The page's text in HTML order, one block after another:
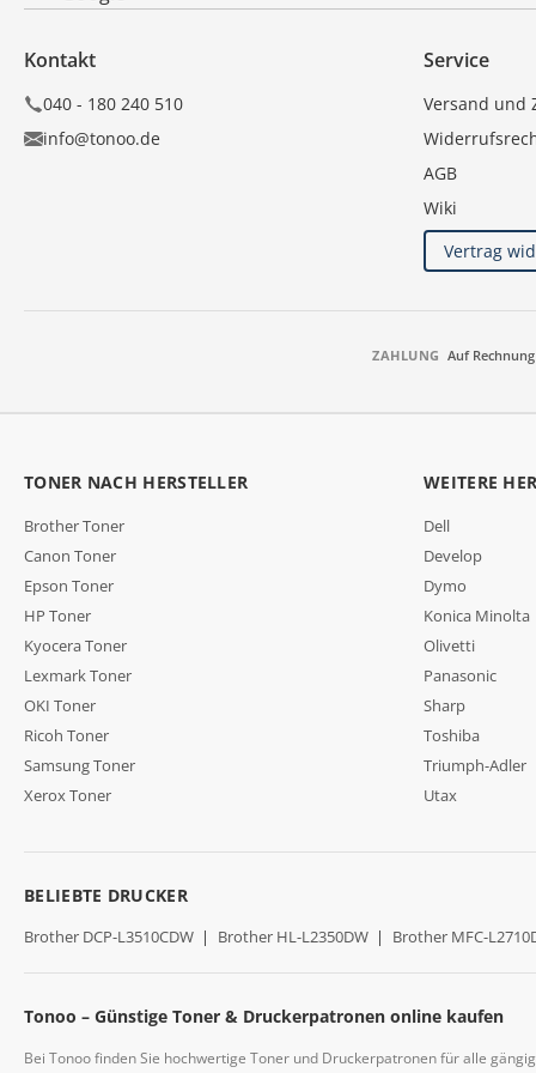
Kontakt
040 - 180 240 510
info@tonoo.de
Service
Versand und
AGB
Wiki
Vertrag
ZAHLUNG Auf Rechnung
TONER NACH HERSTELLER
Brother Toner
Canon Toner
Epson Toner
HP Toner
Kyocera Toner
Lexmark Toner
OKI Toner
Ricoh Toner
Samsung Toner
Xerox Toner
WEITERE
Dell
Develop
Dymo
Konica Minolta
Olivetti
Panasonic
Sharp
Toshiba
Triumph-Adler
Utax
BELIEBTE DRUCKER
Brother DCP-L3510CDW | Brother HL-L2350DW | Brother MFC-
Tonoo – Günstige Toner & Druckerpatronen online kaufen
Bei Tonoo finden Sie hochwertige Toner und Druckerpatronen für alle